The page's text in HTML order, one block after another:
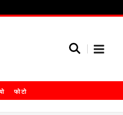
फोटो